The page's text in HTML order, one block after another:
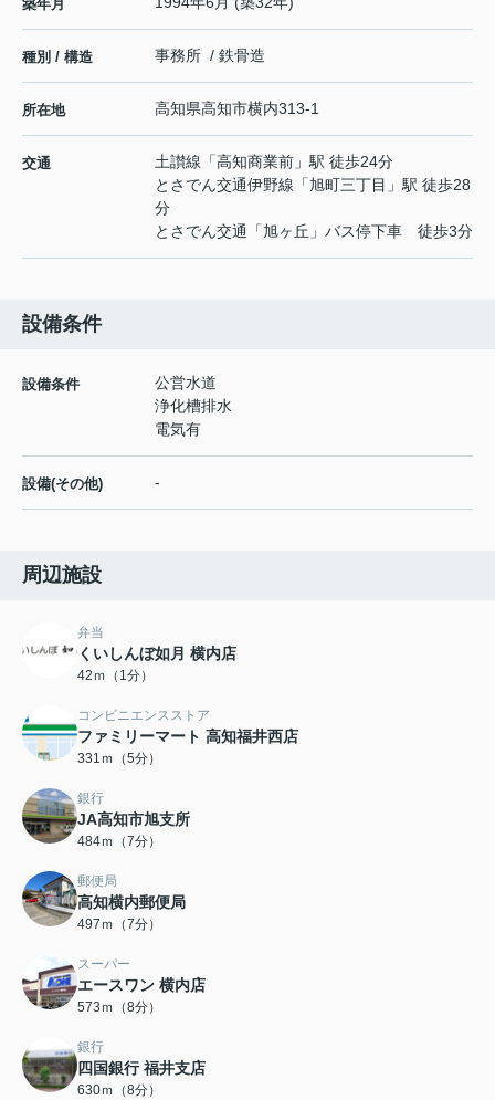
築年月
種別 / 構造 事務所 / 鉄骨造
所在地 高知県高知市横内313-1
交通 土讃線 「高知商業前 」駅 徒歩24分
とさでん交通伊野線 「旭町三丁目 」駅 徒歩28
分
とさでん交通「旭ヶ丘」バス停下車 徒歩3分
設備条件
設備条件
公営水道
浄化槽排水
電気有
設備(その他) -
周辺施設
弁当
くいしんぼ如月 横内店
42ｍ（1分）
コンビニエンスストア
ファミリーマート 高知福井西店
331ｍ（5分）
銀行
JA高知市旭支所
484ｍ（7分）
郵便局
高知横内郵便局
497ｍ（7分）
スーパー
エースワン 横内店
573ｍ（8分）
銀行
四国銀行 福井支店
630ｍ（8分）